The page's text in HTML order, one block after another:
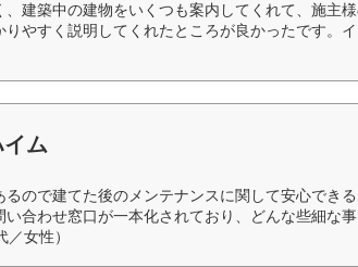
、建築中の建物をいくつも案内してくれて、施主
やすく説明してくれたところが良かったです。
ム
るので建てた後のメンテナンスに関して安心でき
い合わせ窓口が一本化されており、どんな些細な
女性）